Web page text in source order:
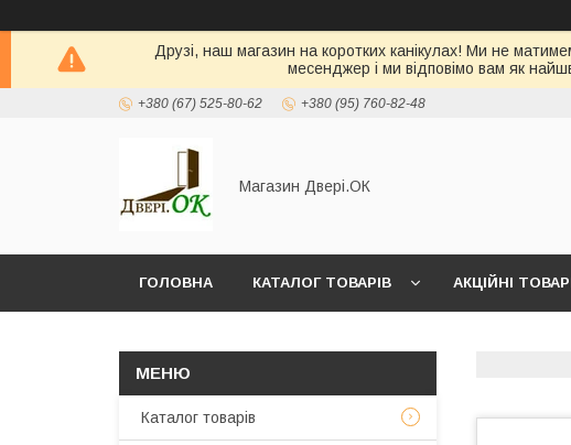
Друзі, наш магазин на коротких канікулах! Ми не
месенджер і ми відповімо вам як
+380 (67) 525-80-62 +380 (95) 760-82-48
Магазин Двері.ОК
ГОЛОВНА КАТАЛОГ ТОВАРІВ АКЦІЙНІ
Каталог товарів